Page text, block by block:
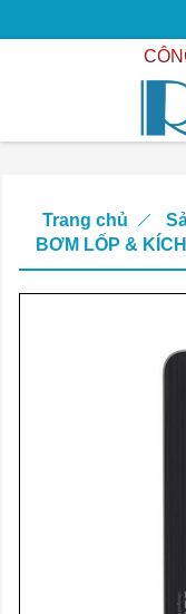
Trang chủ
BƠM LỐP &